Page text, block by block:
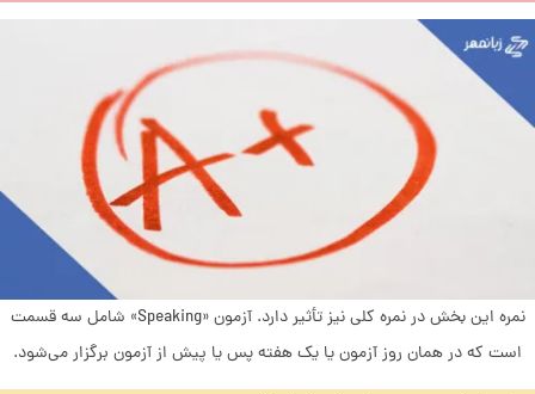
نمره این بخش در نمره کلی نیز تأثیر دارد. آزمون «Speaking» شامل سه قسمت
است که در همان روز آزمون یا یک هفته پس یا پیش از آزمون برگزار ‌می‌شود.